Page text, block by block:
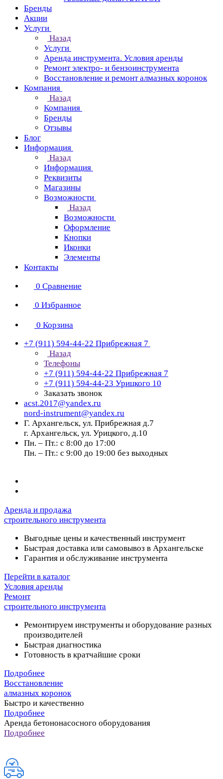
Бренды
Акции
Услуги
Назад
Услуги
Аренда инструмента. Условия аренды
Ремонт электро- и бензоинструмента
Восстановление и ремонт алмазных коронок
Компания
Назад
Компания
Бренды
Отзывы
Блог
Информация
Назад
Информация
Реквизиты
Магазины
Возможности
Назад
Возможности
Оформление
Кнопки
Иконки
Элементы
Контакты
0 Сравнение
0 Избранное
0 Корзина
+7 (911) 594-44-22 Прибрежная 7
Назад
Телефоны
+7 (911) 594-44-22 Прибрежная 7
+7 (911) 594-44-23 Урицкого 10
Заказать звонок
acst.2017@yandex.ru
nord-instrument@yandex.ru
Г. Архангельск, ул. Прибрежная д.7
г. Архангельск, ул. Урицкого, д.10
Пн. – Пт.: с 8:00 до 17:00
Пн. – Пт.: с 9:00 до 19:00 без выходных
Аренда и продажа
строительного инструмента
Выгодные цены и качественный инструмент
Быстрая доставка или самовывоз в Архангельске
Гарантия и обслуживание инструмента
Перейти в каталог
Условия аренды
Ремонт
строительного инструмента
Ремонтируем инструменты и оборудование разных
производителей
Быстрая диагностика
Готовность в кратчайшие сроки
Подробнее
Восстановление
алмазных коронок
Быстро и качественно
Подробнее
Аренда бетононасосного оборудования
Подробнее